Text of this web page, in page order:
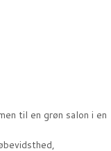
til en grøn salon i en